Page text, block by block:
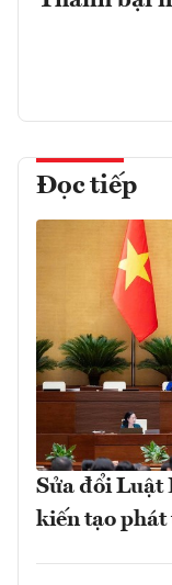
Đọc tiếp
Sửa đổi Luật
kiến tạo phát